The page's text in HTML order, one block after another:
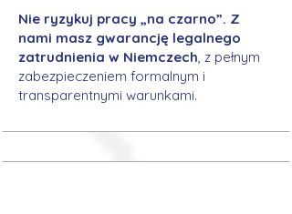
Nie ryzykuj pracy „na czarno”. Z
nami masz gwarancję legalnego
zatrudnienia w Niemczech, z pełnym
zabezpieczeniem formalnym i
transparentnymi warunkami.